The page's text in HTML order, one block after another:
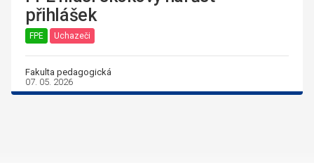
přihlášek
FPE Uchazeči
Fakulta pedagogická
07. 05. 2026